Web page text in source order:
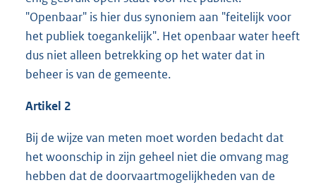
"Openbaar" is hier dus synoniem aan "feitelijk voor
het publiek toegankelijk". Het openbaar water heeft
dus niet alleen betrekking op het water dat in
beheer is van de gemeente.
Artikel 2
Bij de wijze van meten moet worden bedacht dat
het woonschip in zijn geheel niet die omvang mag
hebben dat de doorvaartmogelijkheden van de